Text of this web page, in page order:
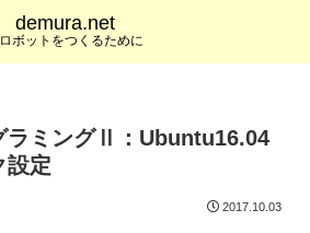
demura.net
ボットをつくるために
ラミングⅡ：Ubuntu16.04
設定
2017.10.03